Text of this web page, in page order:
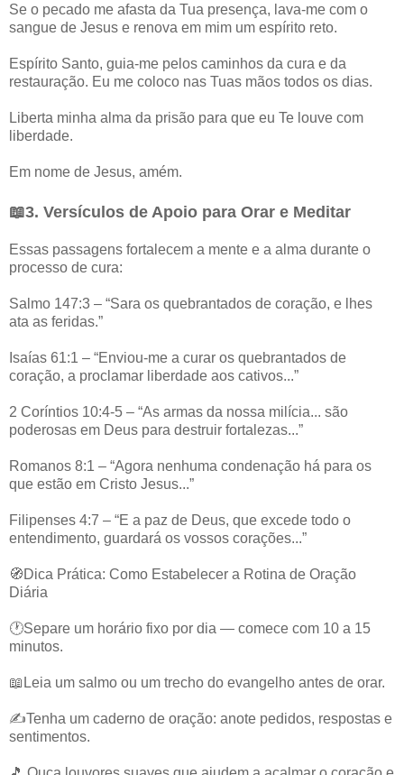
Se o pecado me afasta da Tua presença, lava-me com o
sangue de Jesus e renova em mim um espírito reto.
Espírito Santo, guia-me pelos caminhos da cura e da
restauração. Eu me coloco nas Tuas mãos todos os dias.
Liberta minha alma da prisão para que eu Te louve com
liberdade.
Em nome de Jesus, amém.
📖3. Versículos de Apoio para Orar e Meditar
Essas passagens fortalecem a mente e a alma durante o
processo de cura:
Salmo 147:3 – “Sara os quebrantados de coração, e lhes
ata as feridas.”
Isaías 61:1 – “Enviou-me a curar os quebrantados de
coração, a proclamar liberdade aos cativos...”
2 Coríntios 10:4-5 – “As armas da nossa milícia... são
poderosas em Deus para destruir fortalezas...”
Romanos 8:1 – “Agora nenhuma condenação há para os
que estão em Cristo Jesus...”
Filipenses 4:7 – “E a paz de Deus, que excede todo o
entendimento, guardará os vossos corações...”
🧭Dica Prática: Como Estabelecer a Rotina de Oração
Diária
🕐Separe um horário fixo por dia — comece com 10 a 15
minutos.
📖Leia um salmo ou um trecho do evangelho antes de orar.
✍️Tenha um caderno de oração: anote pedidos, respostas e
sentimentos.